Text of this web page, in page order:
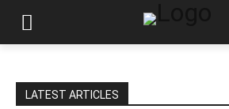
LATEST ARTICLES